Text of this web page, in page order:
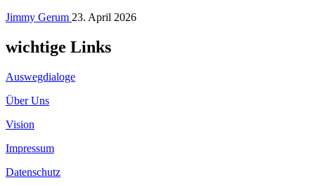
Jimmy Gerum 23. April 2026
wichtige Links
Auswegdialoge
Über Uns
Vision
Impressum
Datenschutz